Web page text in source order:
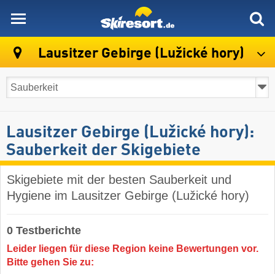
Lausitzer Gebirge (Lužické hory)
Lausitzer Gebirge (Lužické hory):
Sauberkeit der Skigebiete
Skigebiete mit der besten Sauberkeit und
Hygiene im Lausitzer Gebirge (Lužické hory)
0 Testberichte
Leider liegen für diese Region keine Bewertungen vor.
Bitte gehen Sie zu: